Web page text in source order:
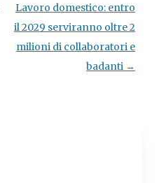
Lavoro domestico: entro
il 2029 serviranno oltre 2
milioni di collaboratori e
badanti →